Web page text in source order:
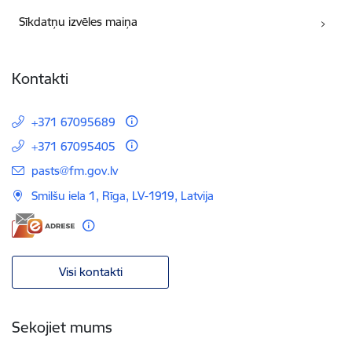
Sīkdatņu izvēles maiņa
Kontakti
+371 67095689
+371 67095405
E-pasts:
pasts@fm.gov.lv
Smilšu iela 1, Rīga, LV-1919, Latvija
Visi kontakti
Sekojiet mums